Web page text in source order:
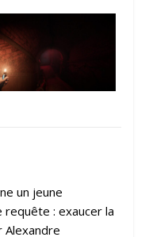
un jeune
: exaucer la
Alexandre